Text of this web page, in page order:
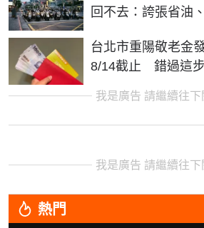
回不去：誇張省油
台北市重陽敬老金
8/14截止 錯過這
我是廣告 請繼續往下
我是廣告 請繼續往下
熱門